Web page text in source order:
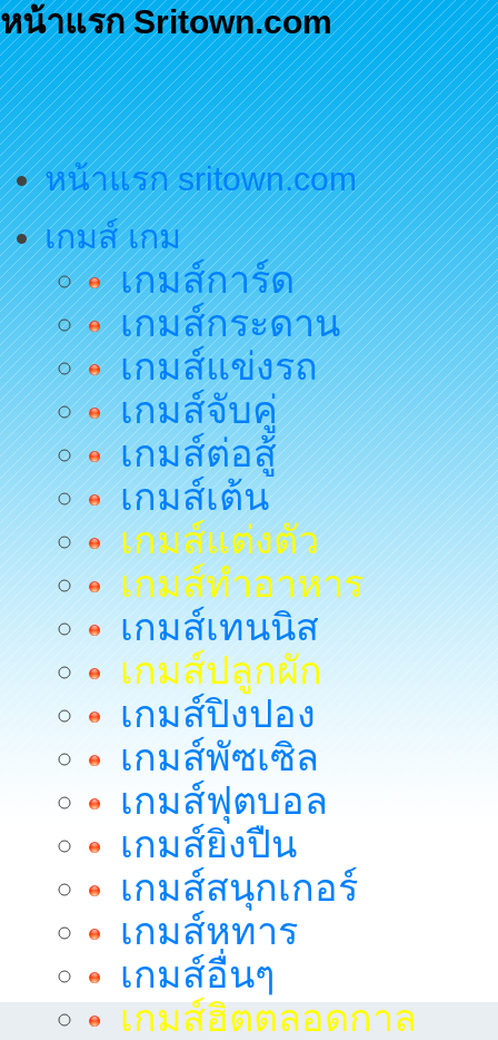
หน้าแรก Sritown.com
หน้าแรก sritown.com
เกมส์ เกม
เกมส์การ์ด
เกมส์กระดาน
เกมส์แข่งรถ
เกมส์จับคู่
เกมส์ต่อสู้
เกมส์เต้น
เกมส์แต่งตัว
เกมส์ทำอาหาร
เกมส์เทนนิส
เกมส์ปลูกผัก
เกมส์ปิงปอง
เกมส์พัซเซิล
เกมส์ฟุตบอล
เกมส์ยิงปืน
เกมส์สนุกเกอร์
เกมส์หทาร
เกมส์อื่นๆ
เกมส์ฮิตตลอดกาล